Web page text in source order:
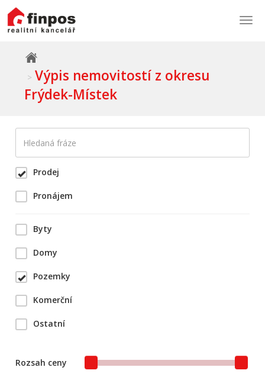
Výpis nemovitostí z okresu
Frýdek-Místek
Prodej
Pronájem
Byty
Domy
Pozemky
Komerční
Ostatní
Rozsah ceny